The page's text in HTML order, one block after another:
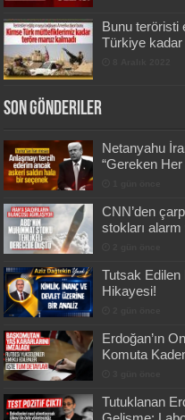
Bunu teröristi
Türkiye kadar
Son Gönderiler
Netanyahu
“Gereken Her
CNN’den
stokları
Tutsak Edilen
Hikayesi!
Erdoğan’ın
Komuta
Tutuklanan